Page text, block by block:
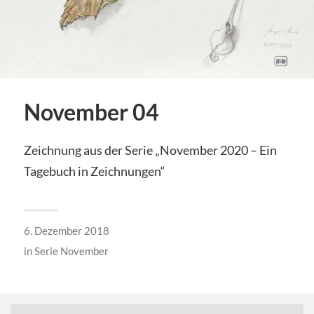
November 04
Zeichnung aus der Serie „November 2020 – Ein
Tagebuch in Zeichnungen“
6. Dezember 2018
inSerie November